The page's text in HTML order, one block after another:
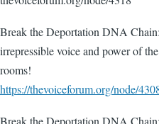
Break the Deportation DNA
irrepressible voice and power of
rooms!
https://thevoiceforum.org/node/
Break the Deportation DNA